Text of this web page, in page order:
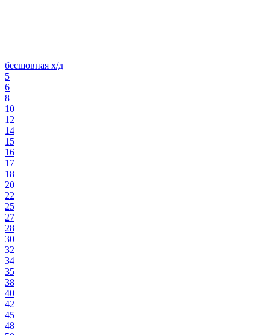
бесшовная х/д
5
6
8
10
12
14
15
16
17
18
20
22
25
27
28
30
32
34
35
38
40
42
45
48